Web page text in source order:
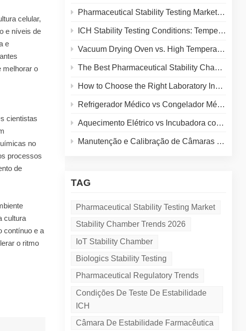
Pharmaceutical Stability Testing Market 2026: Growth Drivers, Regulatory Shifts & Technology Trends
ICH Stability Testing Conditions: Temperature & Humidity Guidelines for Pharma Labs
Vacuum Drying Oven vs. High Temperature Oven: How to Choose the Right Equipment for Your Application
The Best Pharmaceutical Stability Chamber Manufacturer
How to Choose the Right Laboratory Incubator: A Complete Buyer's Guide for 2026
Refrigerador Médico vs Congelador Médico: Como Escolher o Armazenamento a Frio Ideal para seu Laboratório
Aquecimento Elétrico vs Incubadora com Camisa de Água: Comparação Completa para o Seu Laboratório
Manutenção e Calibração de Câmaras de Teste Ambiental: Um Guia Prático para Prolongar a Vida Útil do Equipamento e Garantir Resultados Precisos
TAG
Pharmaceutical Stability Testing Market
Stability Chamber Trends 2026
IoT Stability Chamber
Biologics Stability Testing
Pharmaceutical Regulatory Trends
Condições De Teste De Estabilidade
ICH
Câmara De Estabilidade Farmacêutica
celular,
e níveis de
e
melhorar o
cientistas
no
processos
de
cultura
contínuo e a
o ritmo